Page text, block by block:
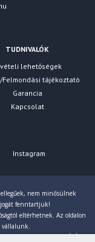
TUDNIVALÓK
lehetőségek
tájékoztató
Garancia
Kapcsolat
Instagram
nem minősülnek
fenntartjuk!
eltérhetnek. Az oldalon
vállalunk.
Bruttó árainkat 27% ÁFÁ-val